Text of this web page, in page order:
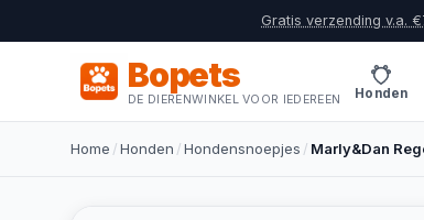
Gratis verzending v.a.
Bopets
DE DIERENWINKEL VOOR IEDEREEN Honden
Home /Honden /Hondensnoepjes / Marly&Dan